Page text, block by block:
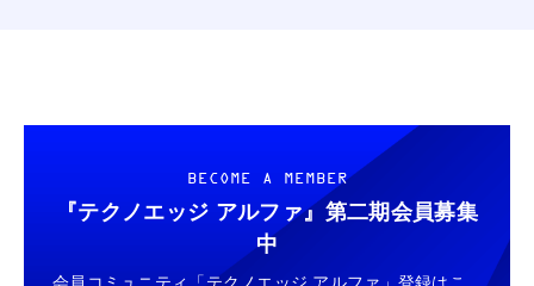
BECOME A MEMBER
『テクノエッジ アルファ』 第二期会員募集
中